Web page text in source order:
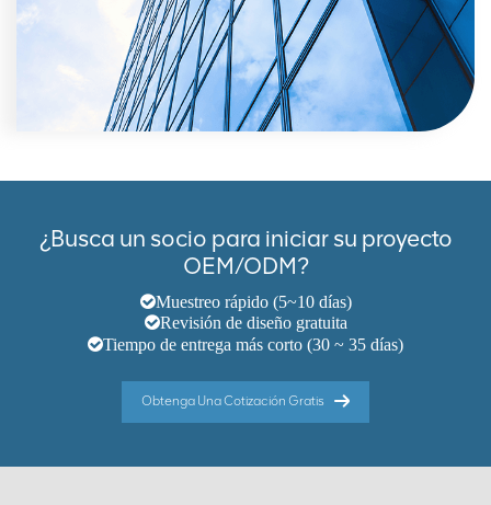
¿Busca un socio para iniciar su proyecto
OEM/ODM?
Muestreo rápido (5~10 días)
Revisión de diseño gratuita
Tiempo de entrega más corto (30 ~ 35 días)
Obtenga Una Cotización Gratis